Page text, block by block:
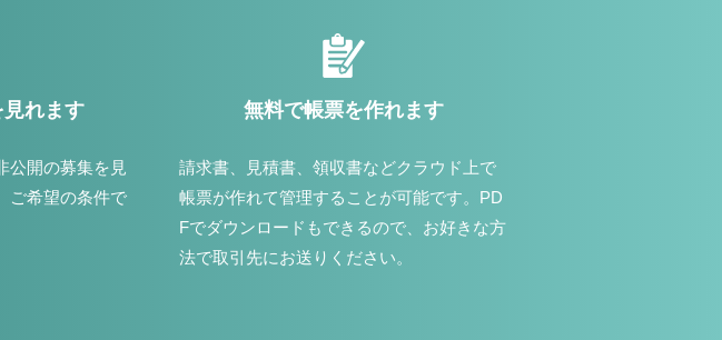
れます
公開の募集を見
ご希望の条件で
無料で帳票を作れます
請求書、見積書、領収書などクラウド上で
帳票が作れて管理することが可能です。PD
Fでダウンロードもできるので、お好きな方
法で取引先にお送りください。